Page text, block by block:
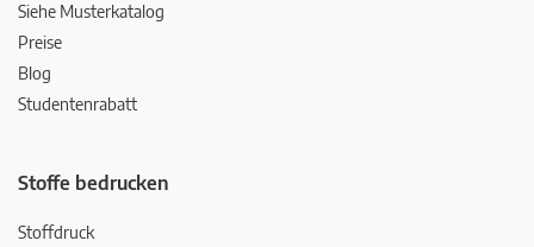
Siehe Musterkatalog
Preise
Blog
Studentenrabatt
Stoffe bedrucken
Stoffdruck